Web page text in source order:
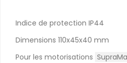
Indice de protection IP44
Dimensions 110x45x40 mm
Pour les motorisations